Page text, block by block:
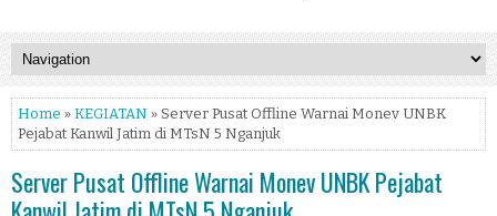
Home » KEGIATAN » Server Pusat Offline Warnai Monev UNBK
Pejabat Kanwil Jatim di MTsN 5 Nganjuk
Server Pusat Offline Warnai Monev UNBK Pejabat